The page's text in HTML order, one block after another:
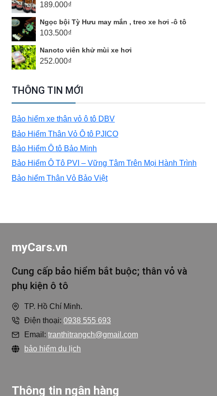
CHO
TÔ
XE
189.000₫
Ngọc bội Tỳ Hưu may mắn , treo xe hơi -ô tô
103.500₫
Nanoto viên khử mùi xe hơi
252.000₫
THÔNG TIN MỚI
Bảo hiểm xe thân vỏ ô tô DBV
Bảo Hiểm Thân Vỏ Ô tô PJICO
Bảo Hiểm Ô tô Bảo Minh
Bảo Hiểm Ô Tô PVI – Vững Tâm Trên Mọi Hành Trình
Bảo hiểm Thân Vỏ Bảo Việt
myCars.vn
Cung cấp bảo hiểm bắt buộc; thân vỏ và
phụ kiện ô tô
TP. Hồ Chí Minh.
Điện thoại: 0938 555 693
Email: tranthitrangch@gmail.com
bảo hiểm du lịch
Thông tin ngân hàng